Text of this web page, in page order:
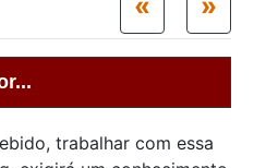
trabalhar com essa